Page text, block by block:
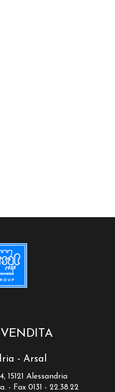
- Arsal
15121 Alessandria
- Fax 0131 - 22.38.22